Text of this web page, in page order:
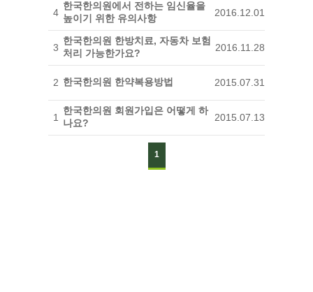
4
한국한의원에서 전하는 임신율을
높이기 위한 유의사항
2016.12.01
3
한국한의원 한방치료, 자동차 보험
처리 가능한가요?
2016.11.28
2 한국한의원 한약복용방법 2015.07.31
1
한국한의원 회원가입은 어떻게 하
나요?
2015.07.13
1